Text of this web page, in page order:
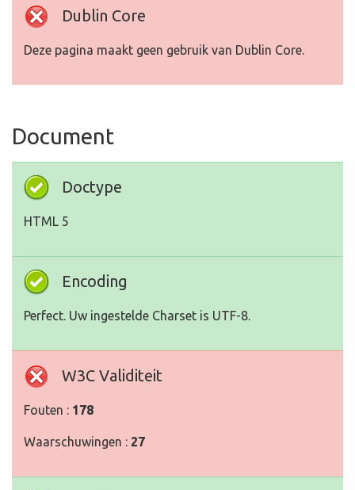
Dublin Core
Deze pagina maakt geen gebruik van Dublin Core.
Document
Doctype
HTML 5
Encoding
Perfect. Uw ingestelde Charset is UTF-8.
W3C Validiteit
Fouten : 178
Waarschuwingen : 27